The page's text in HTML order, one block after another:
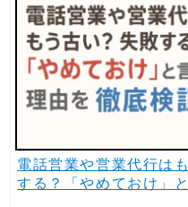
電話営業や営業代行は
する？「やめておけ」